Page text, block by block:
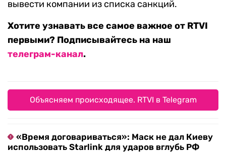
вывести компании из списка санкций.
Хотите узнавать все самое важное от RTVI
первыми? Подписывайтесь на наш
телеграм-канал.
Объясняем происходящее. RTVI в Telegram
«Время договариваться»: Маск не дал Киеву
использовать Starlink для ударов вглубь РФ